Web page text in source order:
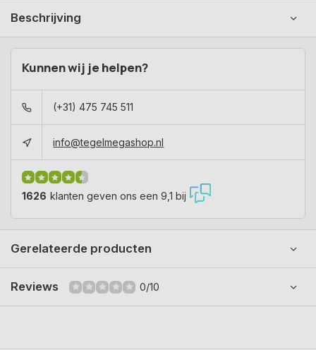
Beschrijving
Kunnen wij je helpen?
(+31) 475 745 511
info@tegelmegashop.nl
1626 klanten geven ons een 9,1 bij
Gerelateerde producten
Reviews 0/10